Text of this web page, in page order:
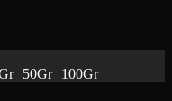
50Gr 100Gr